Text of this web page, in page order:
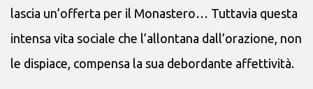
lascia un’offerta per il Monastero… Tuttavia questa
intensa vita sociale che l’allontana dall’orazione, non
le dispiace, compensa la sua debordante affettività.